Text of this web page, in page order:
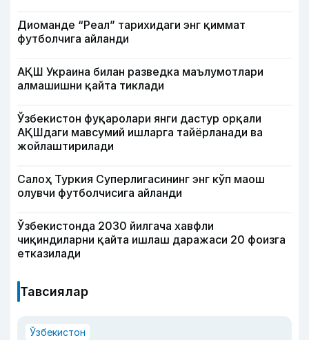
Диоманде “Реал” тарихидаги энг қиммат
футболчига айланди
АҚШ Украина билан разведка маълумотлари
алмашишни қайта тиклади
Ўзбекистон фуқаролари янги дастур орқали
АҚШдаги мавсумий ишларга тайёрланади ва
жойлаштирилади
Салоҳ Туркия Суперлигасининг энг кўп маош
олувчи футболчисига айланди
Ўзбекистонда 2030 йилгача хавфли
чиқиндиларни қайта ишлаш даражаси 20 фоизга
етказилади
Тавсиялар
Ўзбекистон